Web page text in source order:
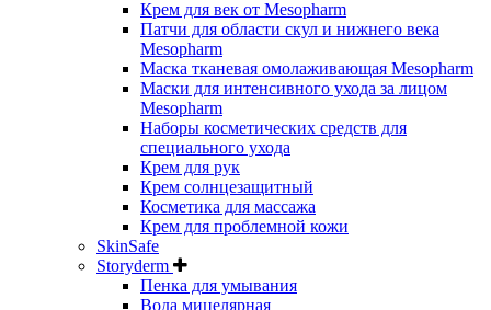
Крем для век от Mesopharm
Патчи для области скул и нижнего века
Mesopharm
Маска тканевая омолаживающая Mesopharm
Маски для интенсивного ухода за лицом
Mesopharm
Наборы косметических средств для
специального ухода
Крем для рук
Крем солнцезащитный
Косметика для массажа
Крем для проблемной кожи
SkinSafe
Storyderm
Пенка для умывания
Вода мицелярная